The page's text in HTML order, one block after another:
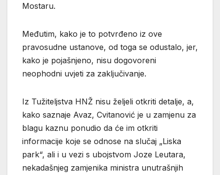
Mostaru.
Međutim, kako je to potvrđeno iz ove
pravosudne ustanove, od toga se odustalo, jer,
kako je pojašnjeno, nisu dogovoreni
neophodni uvjeti za zaključivanje.
Iz Tužiteljstva HNŽ nisu željeli otkriti detalje, a,
kako saznaje Avaz, Cvitanović je u zamjenu za
blagu kaznu ponudio da će im otkriti
informacije koje se odnose na slučaj „Liska
park“, ali i u vezi s ubojstvom Joze Leutara,
nekadašnjeg zamjenika ministra unutrašnjih